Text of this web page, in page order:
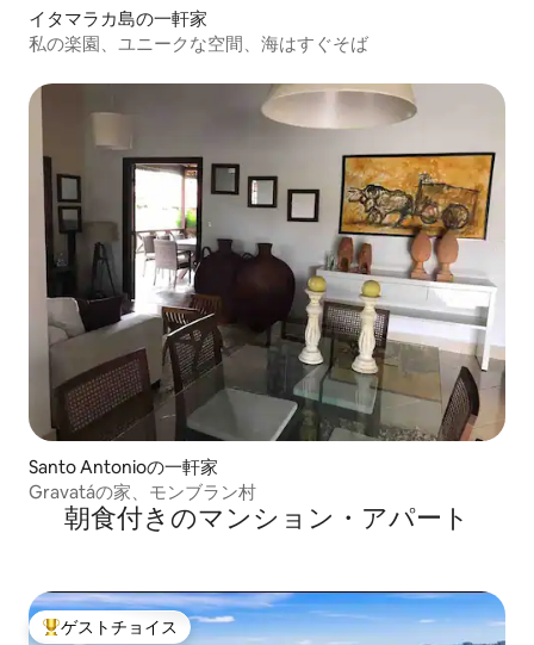
イタマラカ島の一軒家
私の楽園、ユニークな空間、海はすぐそば
Santo Antonioの一軒家
Gravatáの家、モンブラン村
朝食付きのマンション・アパート
大好評のゲストチョイスです。
ゲストチョイス